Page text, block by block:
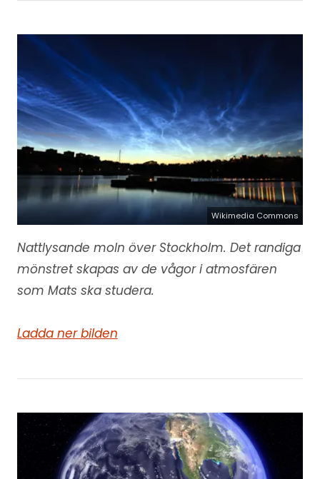
Wikimedia Commons
Nattlysande moln över Stockholm. Det randiga
mönstret skapas av de vågor i atmosfären
som Mats ska studera.
Ladda ner bilden